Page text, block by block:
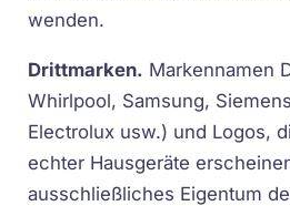
wenden.
Drittmarken. Markennamen
Whirlpool, Samsung,
Electrolux usw.) und Logos,
echter Hausgeräte
ausschließliches Eigentum